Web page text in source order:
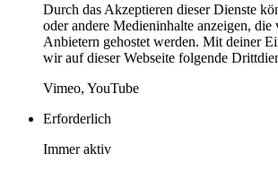
Durch das Akzeptieren dieser Dienste
oder andere Medieninhalte anzeigen, die
Anbietern gehostet werden. Mit deiner
wir auf dieser Webseite folgende
Vimeo, YouTube
Erforderlich
Immer aktiv